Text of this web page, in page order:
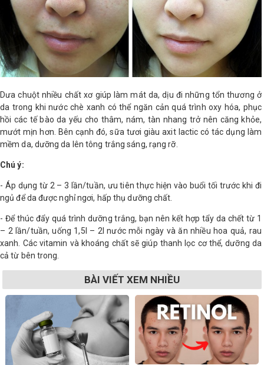
Dưa chuột nhiều chất xơ giúp làm mát da, dịu đi những tổn thương ở
da trong khi nước chè xanh có thể ngăn cản quá trình oxy hóa, phục
hồi các tế bào da yếu cho thâm, nám, tàn nhang trở nên căng khỏe,
mướt mịn hơn. Bên cạnh đó, sữa tươi giàu axit lactic có tác dụng làm
mềm da, dưỡng da lên tông trắng sáng, rạng rỡ.
Chú ý:
- Áp dụng từ 2 – 3 lần/tuần, ưu tiên thực hiện vào buổi tối trước khi đi
ngủ để da được nghỉ ngơi, hấp thụ dưỡng chất.
- Để thúc đẩy quá trình dưỡng trắng, bạn nên kết hợp tẩy da chết từ 1
– 2 lần/tuần, uống 1,5l – 2l nước mỗi ngày và ăn nhiều hoa quả, rau
xanh. Các vitamin và khoáng chất sẽ giúp thanh lọc cơ thể, dưỡng da
cả từ bên trong.
BÀI VIẾT XEM NHIỀU